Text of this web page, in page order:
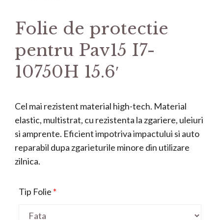
Folie de protectie
pentru Pav15 I7-
10750H 15.6′
Cel mai rezistent material high-tech. Material
elastic, multistrat, cu rezistenta la zgariere, uleiuri
si amprente. Eficient impotriva impactului si auto
reparabil dupa zgarieturile minore din utilizare
zilnica.
Tip Folie *